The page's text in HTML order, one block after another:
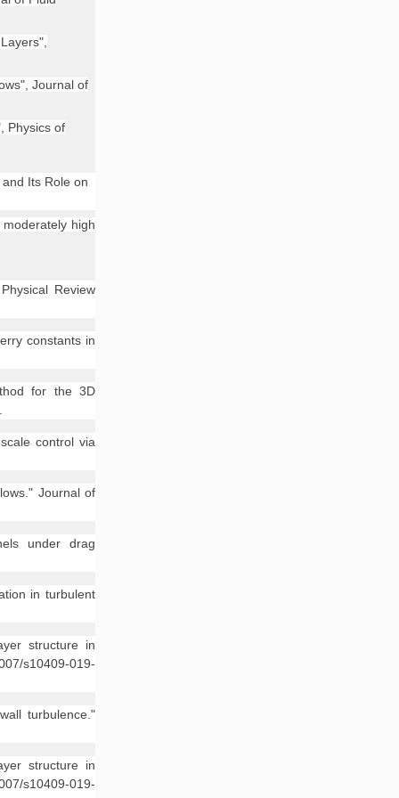
Journal of
Physics of
Its Role on
high
Review
constants in
for the 3D
control via
Journal of
under drag
in turbulent
structure in
s10409-019-
turbulence."
structure in
s10409-019-